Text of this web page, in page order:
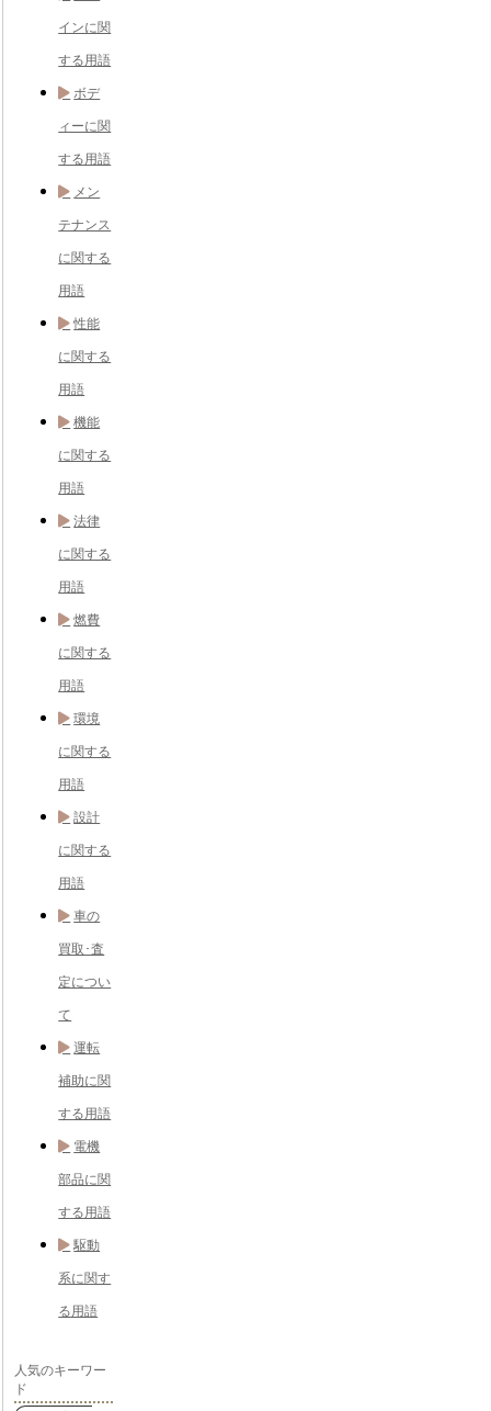
インに関
する用語
ボデ
ィーに関
する用語
メン
テナンス
に関する
用語
性能
に関する
用語
機能
に関する
用語
法律
に関する
用語
燃費
に関する
用語
環境
に関する
用語
設計
に関する
用語
車の
買取･査
定につい
て
運転
補助に関
する用語
電機
部品に関
する用語
駆動
系に関す
る用語
人気のキーワー
ド